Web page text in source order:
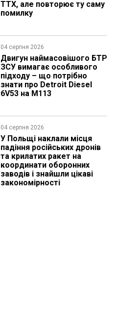
ТТХ, але повторює ту саму
помилку
04 серпня 2026
​Двигун наймасовішого БТР
ЗСУ вимагає особливого
підходу – що потрібно
знати про Detroit Diesel
6V53 на M113
04 серпня 2026
У Польщі наклали місця
падіння російських дронів
та крилатих ракет на
координати оборонних
заводів і знайшли цікаві
закономірності